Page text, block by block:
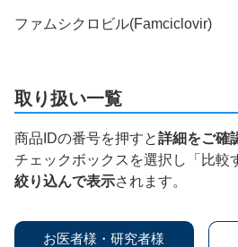
ファムシクロビル(Famciclovir)
取り扱い一覧
商品IDの番号を押すと詳細をご確
チェックボックスを選択し「比較
絞り込んで表示されます。
お医者様・研究者様